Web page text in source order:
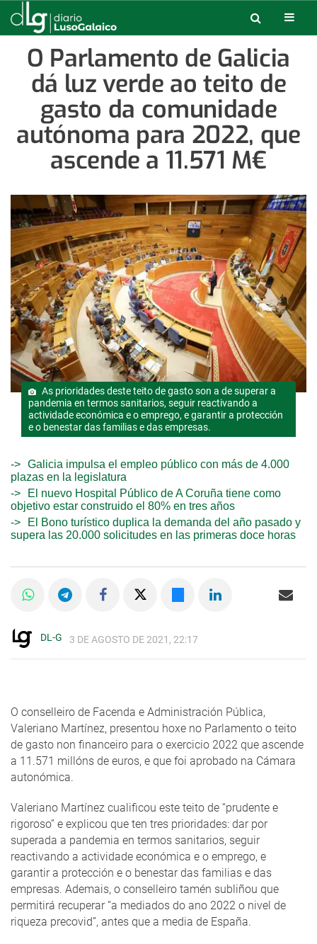
O Parlamento de Galicia
dá luz verde ao teito de
gasto da comunidade
autónoma para 2022, que
ascende a 11.571 M€
As prioridades deste teito de gasto son a de superar a
pandemia en termos sanitarios, seguir reactivando a
actividade económica e o emprego, e garantir a protección
e o benestar das familias e das empresas.
Galicia impulsa el empleo público con más de 4.000
plazas en la legislatura
El nuevo Hospital Público de A Coruña tiene como
objetivo estar construido el 80% en tres años
El Bono turístico duplica la demanda del año pasado y
supera las 20.000 solicitudes en las primeras doce horas
DL-G 3 DE AGOSTO DE 2021, 22:17
O conselleiro de Facenda e Administración Pública,
Valeriano Martínez, presentou hoxe no Parlamento o teito
de gasto non financeiro para o exercicio 2022 que ascende
a 11.571 millóns de euros, e que foi aprobado na Cámara
autonómica.
Valeriano Martínez cualificou este teito de “prudente e
rigoroso” e explicou que ten tres prioridades: dar por
superada a pandemia en termos sanitarios, seguir
reactivando a actividade económica e o emprego, e
garantir a protección e o benestar das familias e das
empresas. Ademais, o conselleiro tamén subliñou que
permitirá recuperar “a mediados do ano 2022 o nivel de
riqueza precovid”, antes que a media de España.